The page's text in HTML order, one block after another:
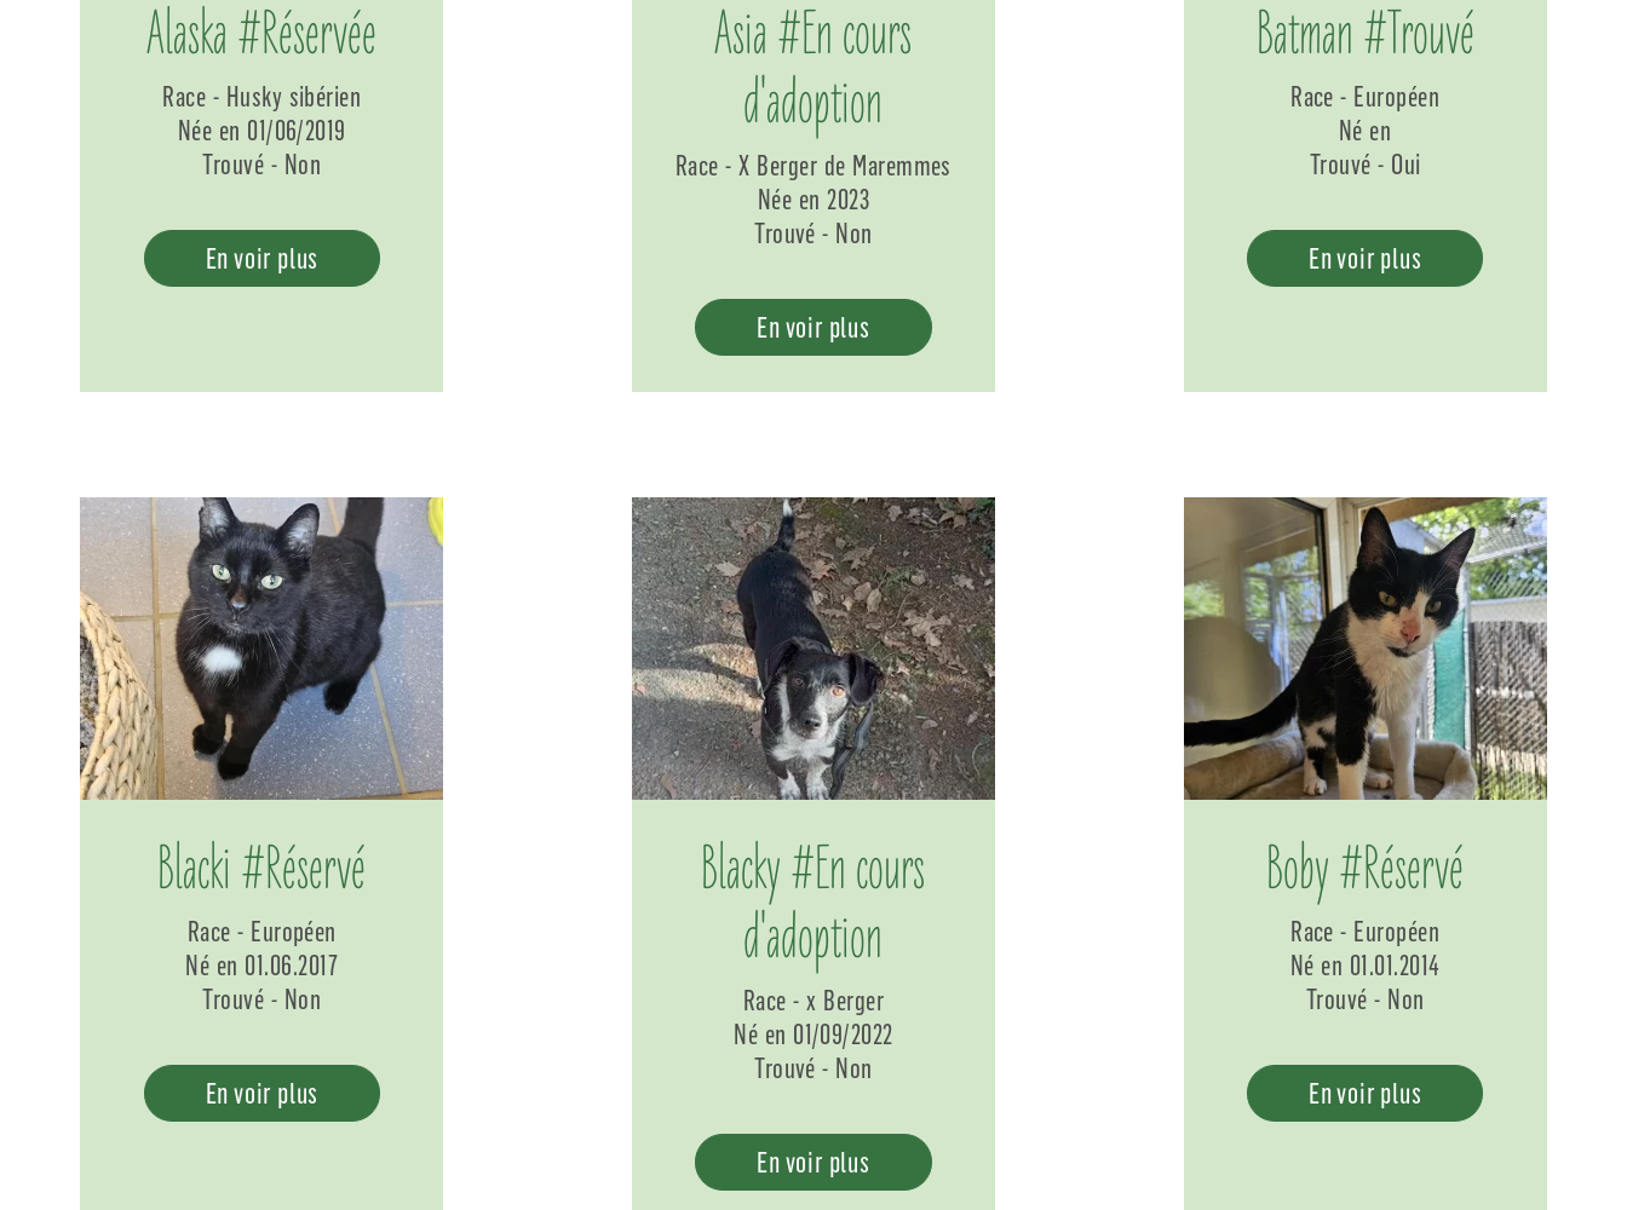
Alaska #Réservée
Race - Husky sibérien
Née en 01/06/2019
Trouvé - Non
En voir plus
Asia #En cours
d'adoption
Race - X Berger de Maremmes
Née en 2023
Trouvé - Non
En voir plus
Batman #Trouvé
Race - Européen
Né en
Trouvé - Oui
En voir plus
Blacki #Réservé
Race - Européen
Né en 01.06.2017
Trouvé - Non
En voir plus
Blacky #En cours
d'adoption
Race - x Berger
Né en 01/09/2022
Trouvé - Non
En voir plus
Boby #Réservé
Race - Européen
Né en 01.01.2014
Trouvé - Non
En voir plus